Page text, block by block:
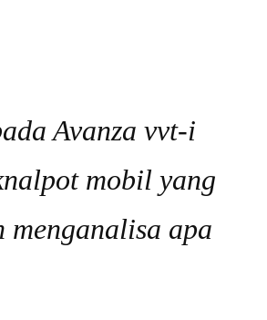
Avanza vvt-i
mobil yang
menganalisa apa